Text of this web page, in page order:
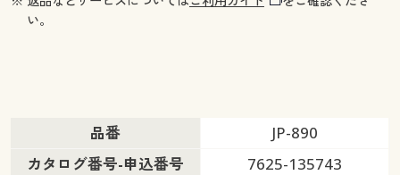
い。
品番
JP-890
カタログ番号-申込番号
7625-135743